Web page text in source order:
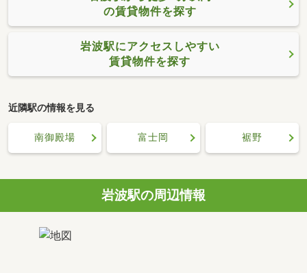
の賃貸物件を探す
岩波駅にアクセスしやすい
賃貸物件を探す
近隣駅の情報を見る
南御殿場 富士岡 裾野
岩波駅の周辺情報